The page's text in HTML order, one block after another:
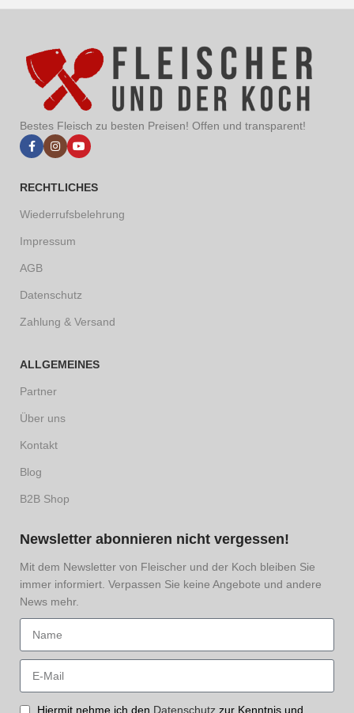
Bestes Fleisch zu besten Preisen! Offen und transparent!
RECHTLICHES
Wiederrufsbelehrung
Impressum
AGB
Datenschutz
Zahlung & Versand
ALLGEMEINES
Partner
Über uns
Kontakt
Blog
B2B Shop
Newsletter abonnieren nicht vergessen!
Mit dem Newsletter von Fleischer und der Koch bleiben Sie
immer informiert. Verpassen Sie keine Angebote und andere
News mehr.
Hiermit nehme ich den Datenschutz zur Kenntnis und